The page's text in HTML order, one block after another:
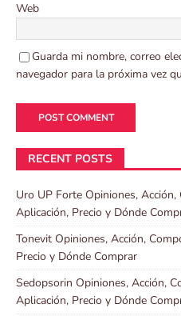
Web
Guarda mi nombre, correo
navegador para la próxima vez
RECENT POSTS
Uro UP Forte Opiniones,
Aplicación, Precio y Dónde
Tonevit Opiniones, Acción,
Precio y Dónde Comprar
Sedopsorin Opiniones, Acción,
Aplicación, Precio y Dónde